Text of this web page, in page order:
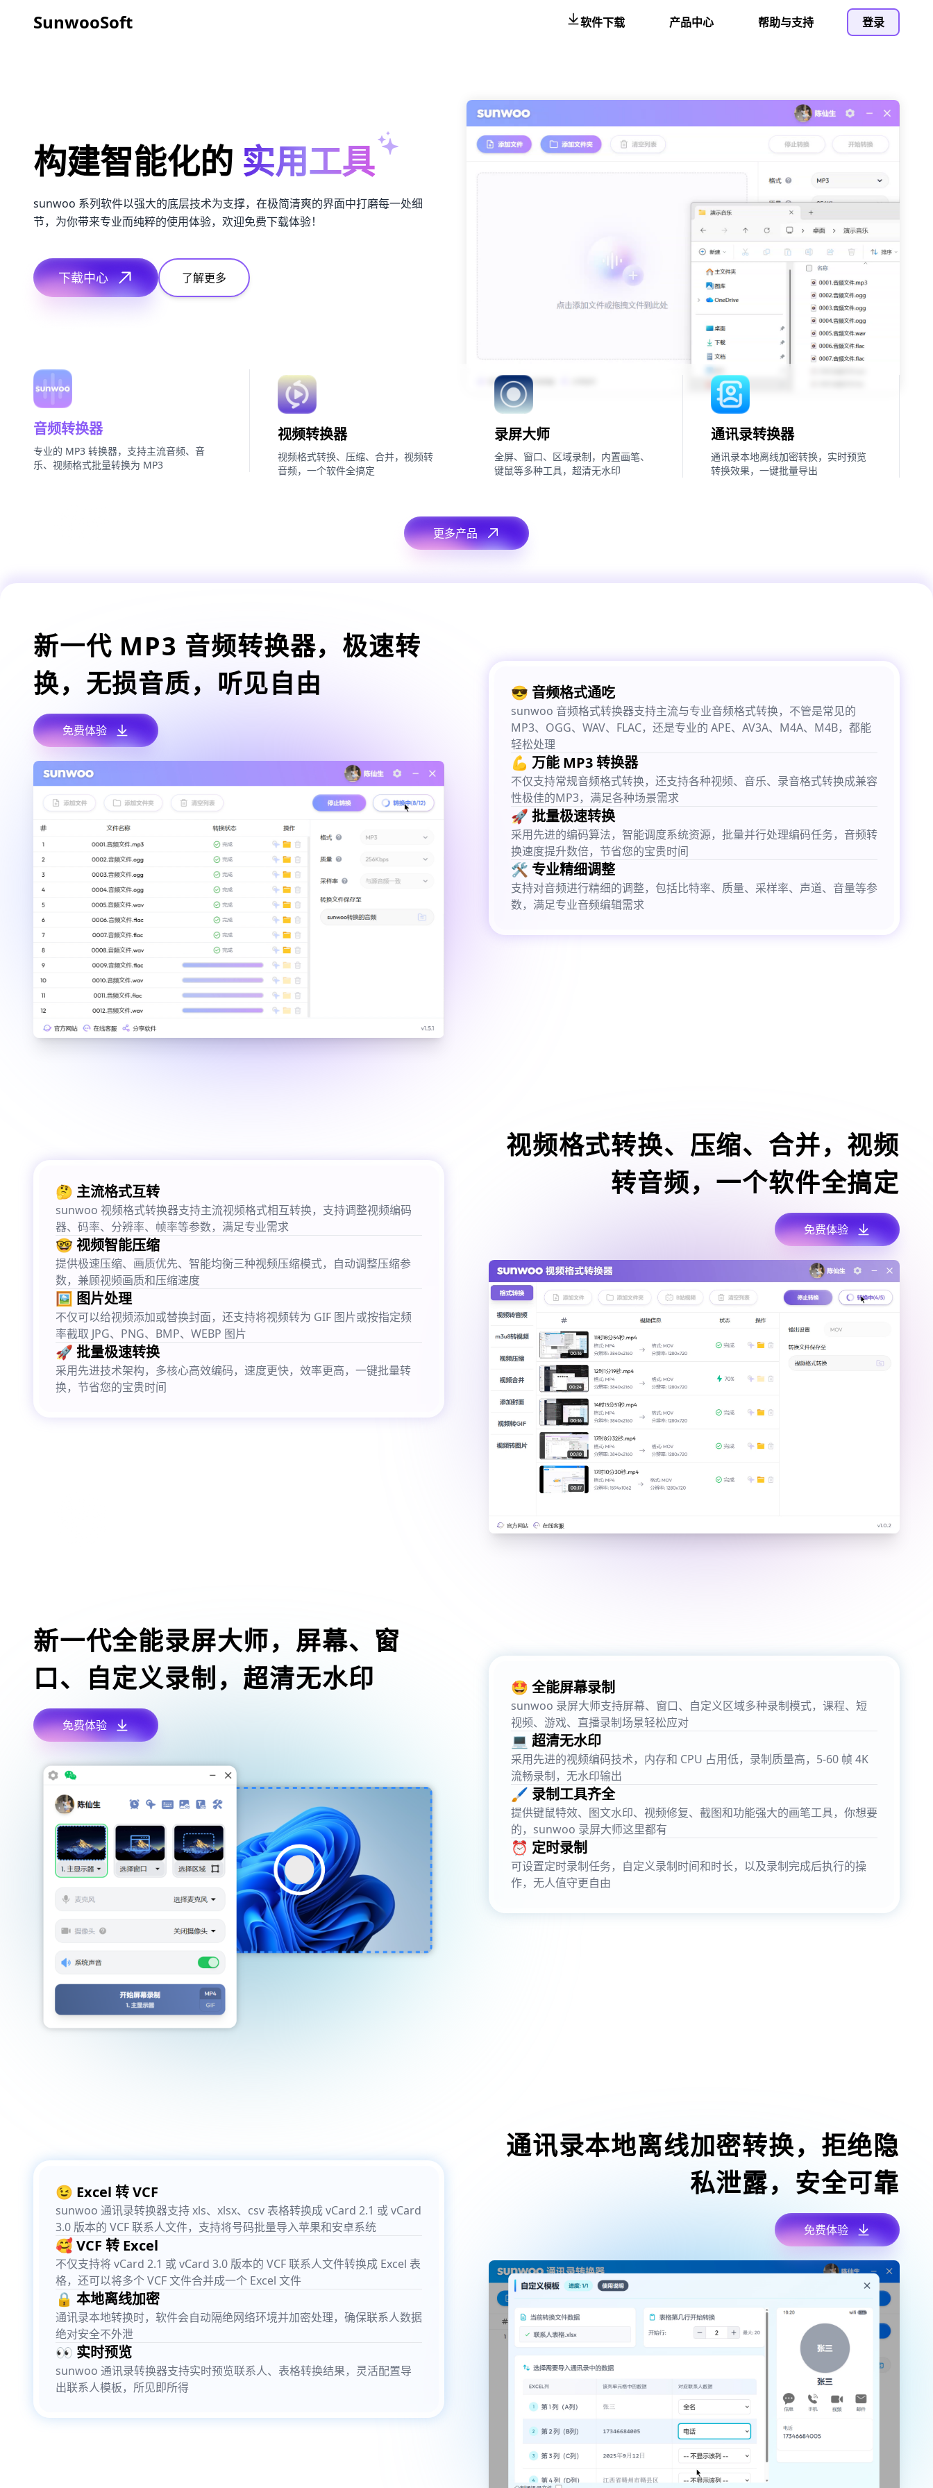
SunwooSoft 软件下载 产品中心 帮助与支持 登录
构建智能化的 实用工具
sunwoo 系列软件以强大的底层技术为支撑，在极简清爽的界面中打磨每一处细
节，为你带来专业而纯粹的使用体验，欢迎免费下载体验！
下载中心 了解更多
音频转换器
专业的 MP3 转换器，支持主流音频、音
乐、视频格式批量转换为 MP3
视频转换器
视频格式转换、压缩、合并，视频转
音频，一个软件全搞定
录屏大师
全屏、窗口、区域录制，内置画笔、
键鼠等多种工具，超清无水印
通讯录转换器
通讯录本地离线加密转换，实时预览
转换效果，一键批量导出
更多产品
新一代 MP3 音频转换器，极速转
换，无损音质，听见自由
免费体验
😎 音频格式通吃
sunwoo 音频格式转换器支持主流与专业音频格式转换，不管是常见的
MP3、OGG、WAV、FLAC，还是专业的 APE、AV3A、M4A、M4B，都能
轻松处理
💪 万能 MP3 转换器
不仅支持常规音频格式转换，还支持各种视频、音乐、录音格式转换成兼容
性极佳的MP3，满足各种场景需求
🚀 批量极速转换
采用先进的编码算法，智能调度系统资源，批量并行处理编码任务，音频转
换速度提升数倍，节省您的宝贵时间
🛠️ 专业精细调整
支持对音频进行精细的调整，包括比特率、质量、采样率、声道、音量等参
数，满足专业音频编辑需求
视频格式转换、压缩、合并，视频
转音频，一个软件全搞定
免费体验
🤔 主流格式互转
sunwoo 视频格式转换器支持主流视频格式相互转换，支持调整视频编码
器、码率、分辨率、帧率等参数，满足专业需求
🤓 视频智能压缩
提供极速压缩、画质优先、智能均衡三种视频压缩模式，自动调整压缩参
数，兼顾视频画质和压缩速度
🖼️ 图片处理
不仅可以给视频添加或替换封面，还支持将视频转为 GIF 图片或按指定频
率截取 JPG、PNG、BMP、WEBP 图片
🚀 批量极速转换
采用先进技术架构，多核心高效编码，速度更快，效率更高，一键批量转
换，节省您的宝贵时间
新一代全能录屏大师，屏幕、窗
口、自定义录制，超清无水印
免费体验
🤩 全能屏幕录制
sunwoo 录屏大师支持屏幕、窗口、自定义区域多种录制模式，课程、短
视频、游戏、直播录制场景轻松应对
💻 超清无水印
采用先进的视频编码技术，内存和 CPU 占用低，录制质量高，5-60 帧 4K
流畅录制，无水印输出
🖌️ 录制工具齐全
提供键鼠特效、图文水印、视频修复、截图和功能强大的画笔工具，你想要
的，sunwoo 录屏大师这里都有
⏰ 定时录制
可设置定时录制任务，自定义录制时间和时长，以及录制完成后执行的操
作，无人值守更自由
通讯录本地离线加密转换，拒绝隐
私泄露，安全可靠
免费体验
😉 Excel 转 VCF
sunwoo 通讯录转换器支持 xls、xlsx、csv 表格转换成 vCard 2.1 或 vCard
3.0 版本的 VCF 联系人文件，支持将号码批量导入苹果和安卓系统
🥰 VCF 转 Excel
不仅支持将 vCard 2.1 或 vCard 3.0 版本的 VCF 联系人文件转换成 Excel 表
格，还可以将多个 VCF 文件合并成一个 Excel 文件
🔒 本地离线加密
通讯录本地转换时，软件会自动隔绝网络环境并加密处理，确保联系人数据
绝对安全不外泄
👀 实时预览
sunwoo 通讯录转换器支持实时预览联系人、表格转换结果，灵活配置导
出联系人模板，所见即所得